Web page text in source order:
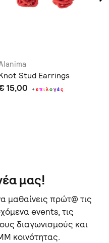
Stud Earrings
15,00 +επιλογές
μας!
μαθαίνεις πρώτ@ τις
events, τις
διαγωνισμούς και
κοινότητας.